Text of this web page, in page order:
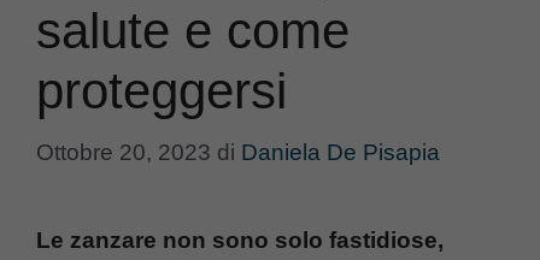
salute e come
proteggersi
Ottobre 20, 2023 di Daniela De Pisapia
Le zanzare non sono solo fastidiose,